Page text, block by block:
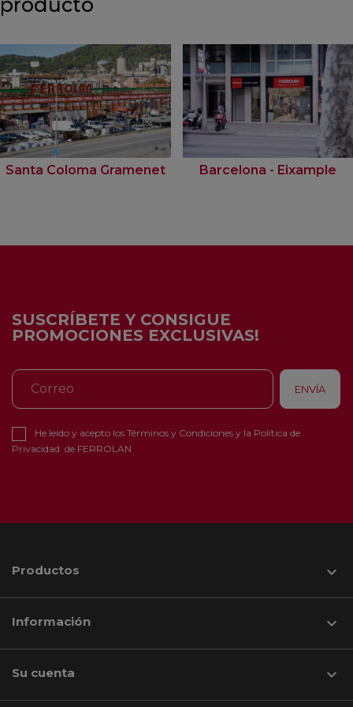
producto
Santa Coloma Gramenet Barcelona - Eixample
SUSCRÍBETE Y CONSIGUE
PROMOCIONES EXCLUSIVAS!
He leído y acepto los Términos y Condiciones y la Política de
Privacidad de FERROLAN
Productos 
Información 
Su cuenta 